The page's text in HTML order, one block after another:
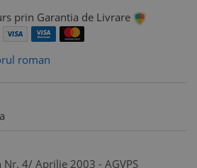
prin Garantia de Livrare
roman
4/ Aprilie 2003 - AGVPS